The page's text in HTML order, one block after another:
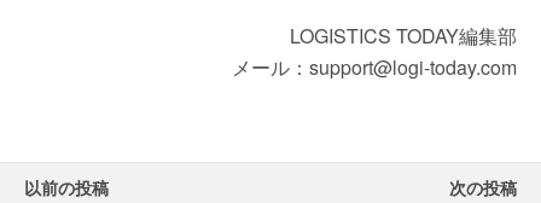
LOGISTICS TODAY編集部
メール：support@logi-today.com
以前の投稿 次の投稿